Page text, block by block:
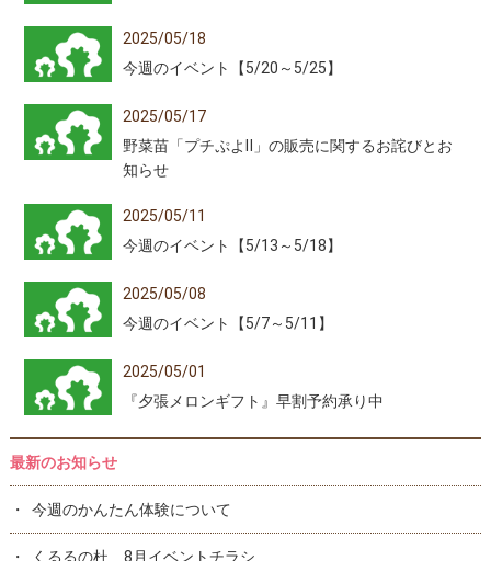
2025/05/18
今週のイベント【5/20～5/25】
2025/05/17
野菜苗「プチぷよⅡ」の販売に関するお詫びとお
知らせ
2025/05/11
今週のイベント【5/13～5/18】
2025/05/08
今週のイベント【5/7～5/11】
2025/05/01
『夕張メロンギフト』早割予約承り中
最新のお知らせ
今週のかんたん体験について
くるるの杜 8月イベントチラシ